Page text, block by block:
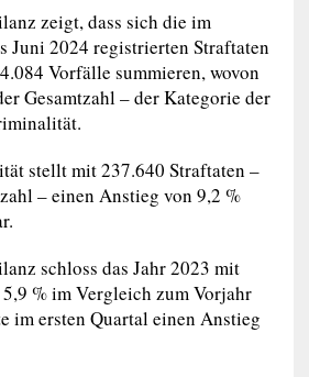
zeigt, dass sich die im
Juni 2024 registrierten Straftaten
Vorfälle summieren, wovon
Gesamtzahl – der Kategorie der
stellt mit 237.640 Straftaten –
– einen Anstieg von 9,2 %
schloss das Jahr 2023 mit
% im Vergleich zum Vorjahr
im ersten Quartal einen Anstieg